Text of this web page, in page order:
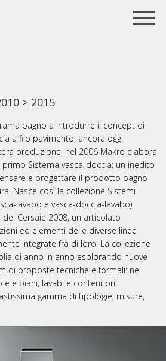
> 2015
bagno a introdurre il concept di
a filo pavimento, ancora oggi
produzione, nel 2006 Makro elabora
Sistema vasca-doccia: un inedito
e progettare il prodotto bagno
Nasce così la collezione Sistemi
lavabo e vasca-doccia-lavabo)
Cersaie 2008, un articolato
ed elementi delle diverse linee
integrate fra di loro. La collezione
di anno in anno esplorando nuove
di proposte tecniche e formali: ne
e piani, lavabi e contenitori
gamma di tipologie, misure,